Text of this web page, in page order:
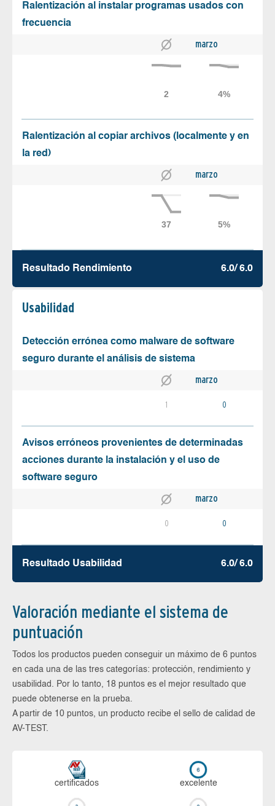
Ralentización al instalar programas usados con
frecuencia
marzo
Ralentización al copiar archivos (localmente y en
la red)
marzo
Resultado Rendimiento 6.0/ 6.0
Usabilidad
Detección errónea como malware de software
seguro durante el análisis de sistema
marzo
1 0
Avisos erróneos provenientes de determinadas
acciones durante la instalación y el uso de
software seguro
marzo
0 0
Resultado Usabilidad 6.0/ 6.0
Valoración mediante el sistema de
puntuación
Todos los productos pueden conseguir un máximo de 6 puntos
en cada una de las tres categorías: protección, rendimiento y
usabilidad. Por lo tanto, 18 puntos es el mejor resultado que
puede obtenerse en la prueba.
A partir de 10 puntos, un producto recibe el sello de calidad de
AV-TEST.
certi­ficados ex­ce­len­te